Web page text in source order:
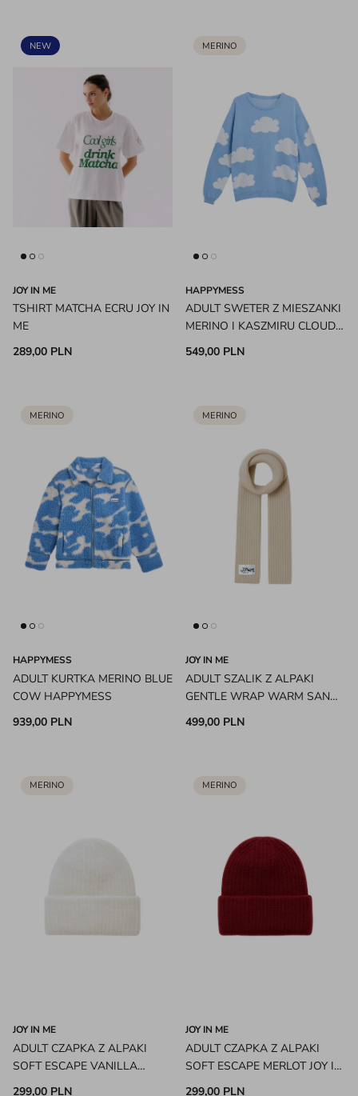
NEW
JOY IN ME
TSHIRT MATCHA ECRU JOY IN
ME
289,00 PLN
MERINO
HAPPYMESS
ADULT SWETER Z MIESZANKI
MERINO I KASZMIRU CLOUDY
HAPPYMESS
549,00 PLN
MERINO
HAPPYMESS
ADULT KURTKA MERINO BLUE
COW HAPPYMESS
939,00 PLN
MERINO
JOY IN ME
ADULT SZALIK Z ALPAKI
GENTLE WRAP WARM SAND
499,00 PLN
MERINO
JOY IN ME
ADULT CZAPKA Z ALPAKI
SOFT ESCAPE VANILLA
CLOUD JOY IN ME
299,00 PLN
MERINO
JOY IN ME
ADULT CZAPKA Z ALPAKI
SOFT ESCAPE MERLOT JOY IN
ME
299,00 PLN